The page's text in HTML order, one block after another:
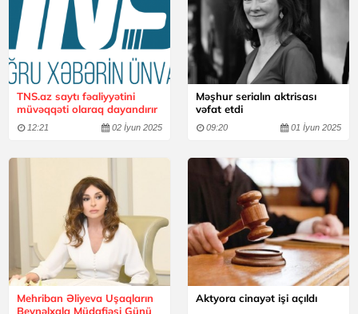
TNS.az saytı fəaliyyətini
müvəqqəti olaraq dayandırır
12:21 02 İyun 2025
Məşhur serialın aktrisası
vəfat etdi
09:20 01 İyun 2025
Mehriban Əliyeva Uşaqların
Beynəlxalq Müdafiəsi Günü
Aktyora cinayət işi açıldı